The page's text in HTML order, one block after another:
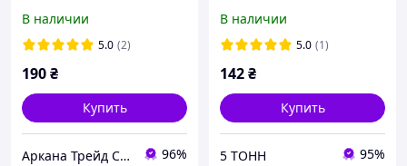
В наличии
5.0 (2)
190₴
Купить
Аркана Трейд Сервис 96%
РУЛОНА
В наличии
5.0 (1)
142₴
Купить
5 ТОНН 95%